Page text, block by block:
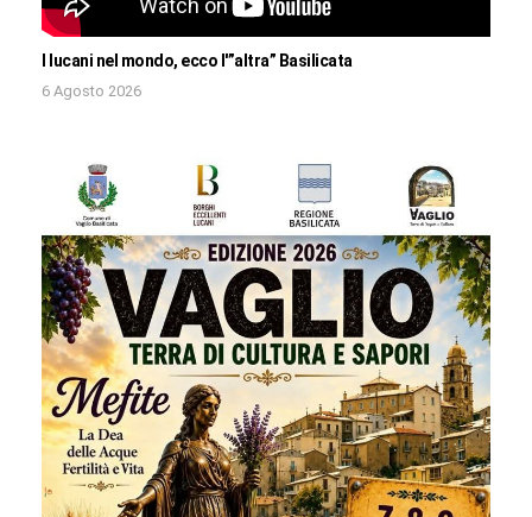
I lucani nel mondo, ecco l'”altra” Basilicata
6 Agosto 2026